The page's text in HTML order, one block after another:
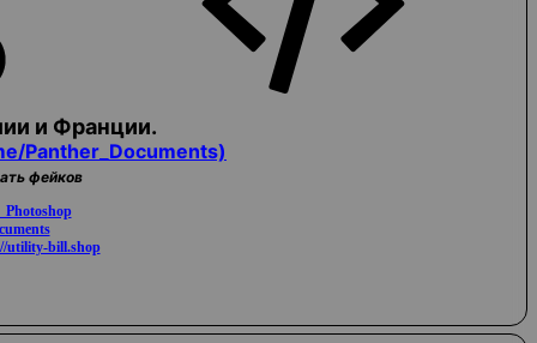
и Франции.
Panther_Documents)
фейков
utility-bill.shop